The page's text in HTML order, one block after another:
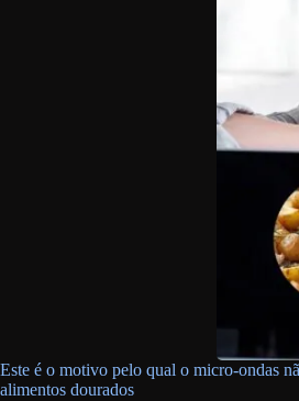
Este é o motivo pelo qual o micro-ondas
alimentos dourados